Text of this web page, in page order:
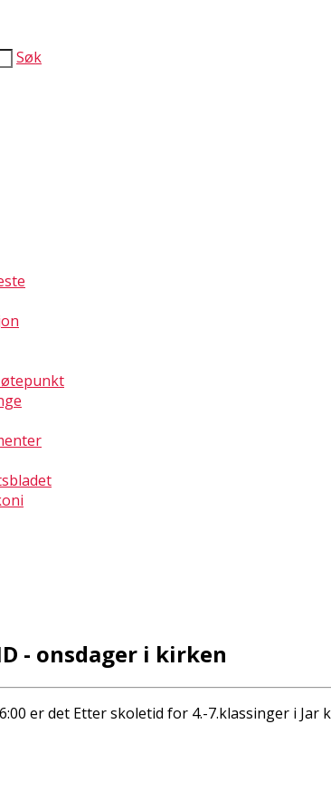
Søk
- onsdager i kirken
er det Etter skoletid for 4.-7.klassinger i Jar